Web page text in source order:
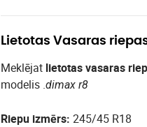
Lietotas Vasaras
Meklējat lietotas vasaras
modelis .dimax r8
Riepu izmērs: 245/45 R18